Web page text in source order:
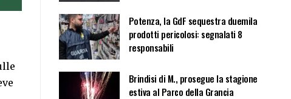
Potenza, la GdF sequestra duemila
prodotti pericolosi: segnalati 8
responsabili
Brindisi di M., prosegue la stagione
estiva al Parco della Grancia